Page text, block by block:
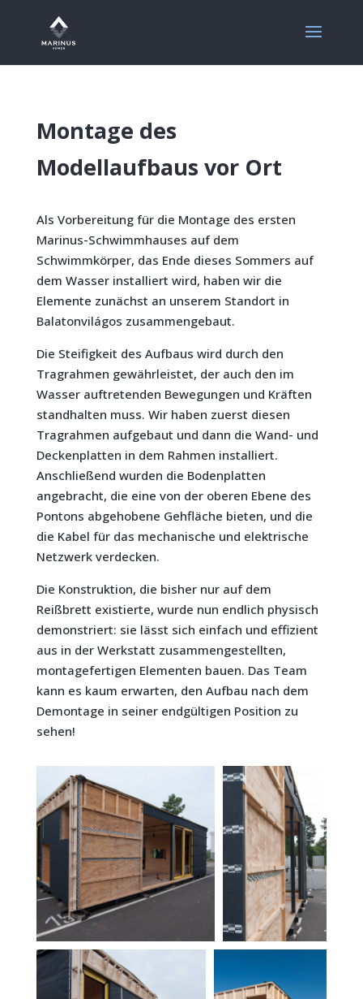
Montage des
Modellaufbaus vor Ort
Als Vorbereitung für die Montage des ersten
Marinus-Schwimmhauses auf dem
Schwimmkörper, das Ende dieses Sommers auf
dem Wasser installiert wird, haben wir die
Elemente zunächst an unserem Standort in
Balatonvilágos zusammengebaut.
Die Steifigkeit des Aufbaus wird durch den
Tragrahmen gewährleistet, der auch den im
Wasser auftretenden Bewegungen und Kräften
standhalten muss. Wir haben zuerst diesen
Tragrahmen aufgebaut und dann die Wand- und
Deckenplatten in dem Rahmen installiert.
Anschließend wurden die Bodenplatten
angebracht, die eine von der oberen Ebene des
Pontons abgehobene Gehfläche bieten, und die
die Kabel für das mechanische und elektrische
Netzwerk verdecken.
Die Konstruktion, die bisher nur auf dem
Reißbrett existierte, wurde nun endlich physisch
demonstriert: sie lässt sich einfach und effizient
aus in der Werkstatt zusammengestellten,
montagefertigen Elementen bauen. Das Team
kann es kaum erwarten, den Aufbau nach dem
Demontage in seiner endgültigen Position zu
sehen!